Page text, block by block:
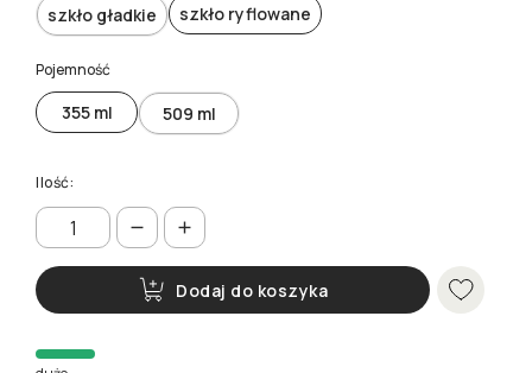
szkło gładkie szkło ryflowane
Pojemność
355 ml 509 ml
Ilość:
Dodaj do koszyka